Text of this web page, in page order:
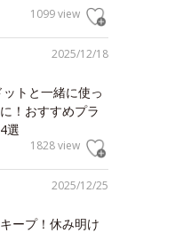
1099 view
2025/12/18
トと一緒に使っ
！おすすめプラ
選
1828 view
2025/12/25
ープ！休み明け